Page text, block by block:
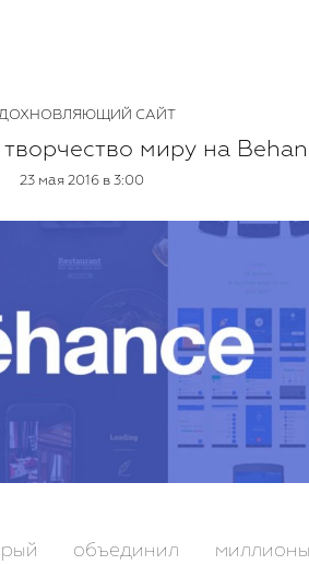
САЙТ
миру на
23 мая 2016 в 3:00
объединил